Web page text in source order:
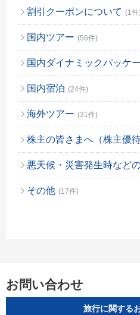
割引クーポンについて (1件
国内ツアー (56件)
国内ダイナミックパッケ
国内宿泊 (24件)
海外ツアー (31件)
株主の皆さまへ（株主優待
悪天候・災害発生時など
その他 (17件)
お問い合わせ
旅行に関する